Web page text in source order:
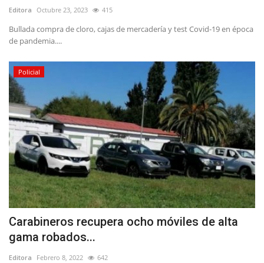
Editora Octubre 23, 2023 415
Bullada compra de cloro, cajas de mercadería y test Covid-19 en época
de pandemia....
Policial
Carabineros recupera ocho móviles de alta
gama robados...
Editora Febrero 8, 2022 642